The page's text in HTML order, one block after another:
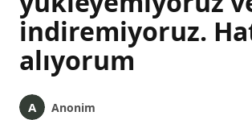
indiremiyoruz.
alıyorum
Anonim